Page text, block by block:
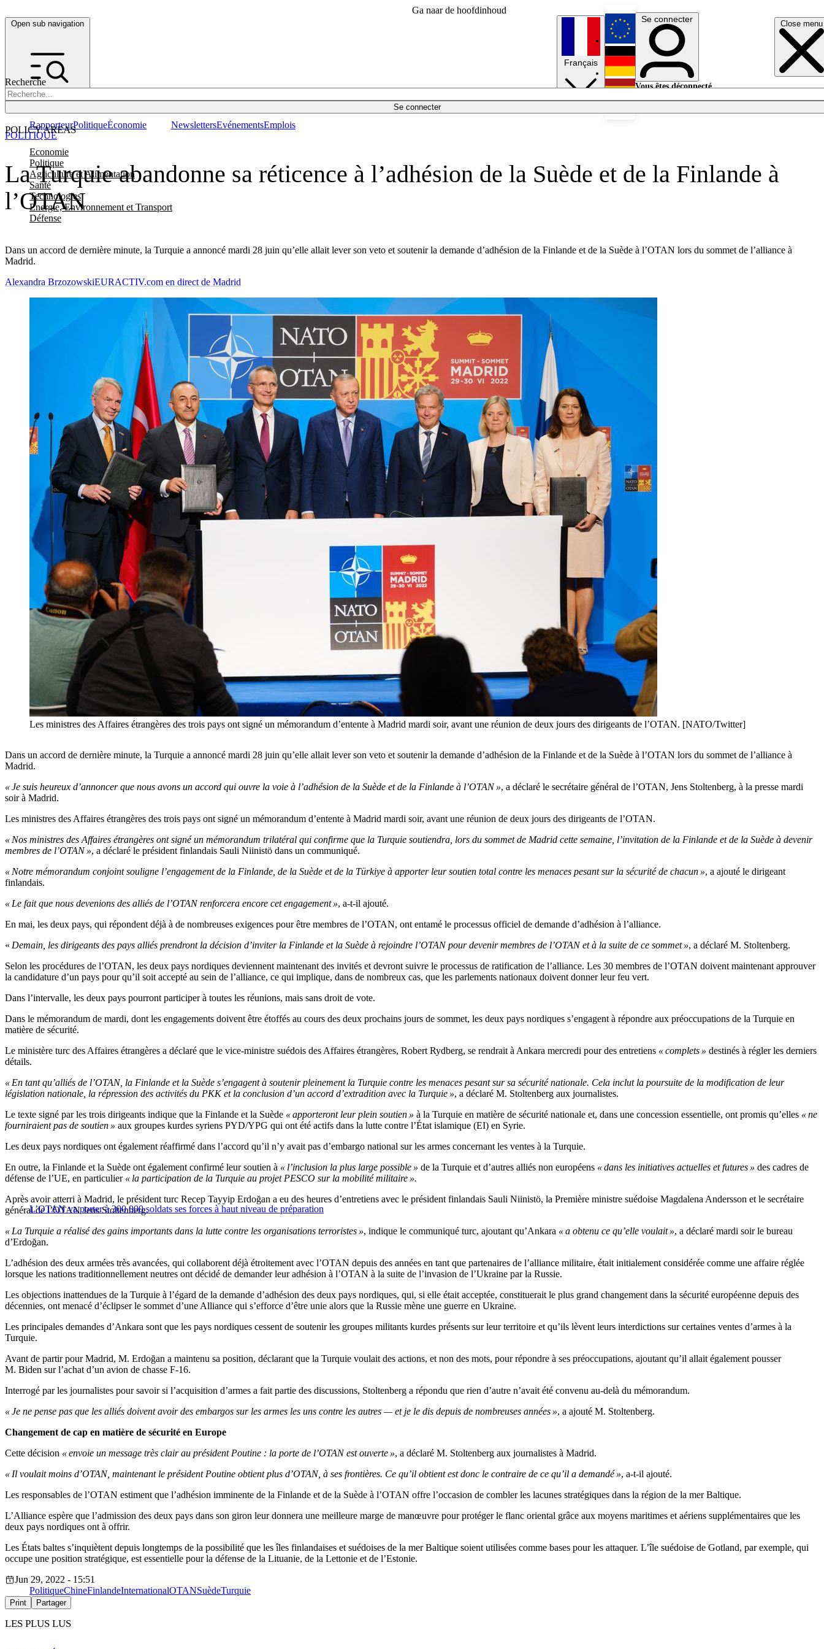
Ga naar de hoofdinhoud
Open sub navigation Close menu
Recherche
Se connecter
POLICY AREAS
Economie
Politique
Agriculture et Alimentation
Santé
Technologies
Energie, Environnement et Transport
Défense
RapporteurPolitiqueÉconomie NewslettersEvénementsEmplois
Français
English
Deutsch
Se connecter
Vous êtes déconnecté.
La Turquie abandonne sa réticence à l’adhésion de la Suède et de la Finlande à
l’OTAN
Dans un accord de dernière minute, la Turquie a annoncé mardi 28 juin qu’elle allait lever son veto et soutenir la demande d’adhésion de la Finlande et de la Suède à l’OTAN lors du sommet de l’alliance à
Madrid.
POLITIQUE
Alexandra BrzozowskiEURACTIV.com en direct de Madrid
Les ministres des Affaires étrangères des trois pays ont signé un mémorandum d’entente à Madrid mardi soir, avant une réunion de deux jours des dirigeants de l’OTAN. [NATO/Twitter]
Dans un accord de dernière minute, la Turquie a annoncé mardi 28 juin qu’elle allait lever son veto et soutenir la demande d’adhésion de la Finlande et de la Suède à l’OTAN lors du sommet de l’alliance à
Madrid.
« Je suis heureux d’annoncer que nous avons un accord qui ouvre la voie à l’adhésion de la Suède et de la Finlande à l’OTAN », a déclaré le secrétaire général de l’OTAN, Jens Stoltenberg, à la presse mardi
soir à Madrid.
Les ministres des Affaires étrangères des trois pays ont signé un mémorandum d’entente à Madrid mardi soir, avant une réunion de deux jours des dirigeants de l’OTAN.
« Nos ministres des Affaires étrangères ont signé un mémorandum trilatéral qui confirme que la Turquie soutiendra, lors du sommet de Madrid cette semaine, l’invitation de la Finlande et de la Suède à devenir
membres de l’OTAN », a déclaré le président finlandais Sauli Niinistö dans un communiqué.
« Notre mémorandum conjoint souligne l’engagement de la Finlande, de la Suède et de la Türkiye à apporter leur soutien total contre les menaces pesant sur la sécurité de chacun », a ajouté le dirigeant
finlandais.
« Le fait que nous devenions des alliés de l’OTAN renforcera encore cet engagement », a-t-il ajouté.
En mai, les deux pays, qui répondent déjà à de nombreuses exigences pour être membres de l’OTAN, ont entamé le processus officiel de demande d’adhésion à l’alliance.
« Demain, les dirigeants des pays alliés prendront la décision d’inviter la Finlande et la Suède à rejoindre l’OTAN pour devenir membres de l’OTAN et à la suite de ce sommet », a déclaré M. Stoltenberg.
Selon les procédures de l’OTAN, les deux pays nordiques deviennent maintenant des invités et devront suivre le processus de ratification de l’alliance. Les 30 membres de l’OTAN doivent maintenant approuver
la candidature d’un pays pour qu’il soit accepté au sein de l’alliance, ce qui implique, dans de nombreux cas, que les parlements nationaux doivent donner leur feu vert.
Dans l’intervalle, les deux pays pourront participer à toutes les réunions, mais sans droit de vote.
Dans le mémorandum de mardi, dont les engagements doivent être étoffés au cours des deux prochains jours de sommet, les deux pays nordiques s’engagent à répondre aux préoccupations de la Turquie en
matière de sécurité.
Le ministère turc des Affaires étrangères a déclaré que le vice-ministre suédois des Affaires étrangères, Robert Rydberg, se rendrait à Ankara mercredi pour des entretiens « complets » destinés à régler les derniers
détails.
« En tant qu’alliés de l’OTAN, la Finlande et la Suède s’engagent à soutenir pleinement la Turquie contre les menaces pesant sur sa sécurité nationale. Cela inclut la poursuite de la modification de leur
législation nationale, la répression des activités du PKK et la conclusion d’un accord d’extradition avec la Turquie », a déclaré M. Stoltenberg aux journalistes.
Le texte signé par les trois dirigeants indique que la Finlande et la Suède « apporteront leur plein soutien » à la Turquie en matière de sécurité nationale et, dans une concession essentielle, ont promis qu’elles « ne
fourniraient pas de soutien » aux groupes kurdes syriens PYD/YPG qui ont été actifs dans la lutte contre l’État islamique (EI) en Syrie.
Les deux pays nordiques ont également réaffirmé dans l’accord qu’il n’y avait pas d’embargo national sur les armes concernant les ventes à la Turquie.
En outre, la Finlande et la Suède ont également confirmé leur soutien à « l’inclusion la plus large possible » de la Turquie et d’autres alliés non européens « dans les initiatives actuelles et futures » des cadres de
défense de l’UE, en particulier« la participation de la Turquie au projet PESCO sur la mobilité militaire ».
L’OTAN va porter à 300 000 soldats ses forces à haut niveau de préparation
Après avoir atterri à Madrid, le président turc Recep Tayyip Erdoğan a eu des heures d’entretiens avec le président finlandais Sauli Niinistö, la Première ministre suédoise Magdalena Andersson et le secrétaire
général de l’OTAN Jens Stoltenberg.
« La Turquie a réalisé des gains importants dans la lutte contre les organisations terroristes », indique le communiqué turc, ajoutant qu’Ankara « a obtenu ce qu’elle voulait », a déclaré mardi soir le bureau
d’Erdoğan.
L’adhésion des deux armées très avancées, qui collaborent déjà étroitement avec l’OTAN depuis des années en tant que partenaires de l’alliance militaire, était initialement considérée comme une affaire réglée
lorsque les nations traditionnellement neutres ont décidé de demander leur adhésion à l’OTAN à la suite de l’invasion de l’Ukraine par la Russie.
Les objections inattendues de la Turquie à l’égard de la demande d’adhésion des deux pays nordiques, qui, si elle était acceptée, constituerait le plus grand changement dans la sécurité européenne depuis des
décennies, ont menacé d’éclipser le sommet d’une Alliance qui s’efforce d’être unie alors que la Russie mène une guerre en Ukraine.
Les principales demandes d’Ankara sont que les pays nordiques cessent de soutenir les groupes militants kurdes présents sur leur territoire et qu’ils lèvent leurs interdictions sur certaines ventes d’armes à la
Turquie.
Avant de partir pour Madrid, M. Erdoğan a maintenu sa position, déclarant que la Turquie voulait des actions, et non des mots, pour répondre à ses préoccupations, ajoutant qu’il allait également pousser
M. Biden sur l’achat d’un avion de chasse F-16.
Interrogé par les journalistes pour savoir si l’acquisition d’armes a fait partie des discussions, Stoltenberg a répondu que rien d’autre n’avait été convenu au-delà du mémorandum.
« Je ne pense pas que les alliés doivent avoir des embargos sur les armes les uns contre les autres — et je le dis depuis de nombreuses années », a ajouté M. Stoltenberg.
Changement de cap en matière de sécurité en Europe
Cette décision « envoie un message très clair au président Poutine : la porte de l’OTAN est ouverte », a déclaré M. Stoltenberg aux journalistes à Madrid.
« Il voulait moins d’OTAN, maintenant le président Poutine obtient plus d’OTAN, à ses frontières. Ce qu’il obtient est donc le contraire de ce qu’il a demandé », a-t-il ajouté.
Les responsables de l’OTAN estiment que l’adhésion imminente de la Finlande et de la Suède à l’OTAN offre l’occasion de combler les lacunes stratégiques dans la région de la mer Baltique.
L’Alliance espère que l’admission des deux pays dans son giron leur donnera une meilleure marge de manœuvre pour protéger le flanc oriental grâce aux moyens maritimes et aériens supplémentaires que les
deux pays nordiques ont à offrir.
Les États baltes s’inquiètent depuis longtemps de la possibilité que les îles finlandaises et suédoises de la mer Baltique soient utilisées comme bases pour les attaquer. L’île suédoise de Gotland, par exemple, qui
occupe une position stratégique, est essentielle pour la défense de la Lituanie, de la Lettonie et de l’Estonie.
Jun 29, 2022 - 15:51
PolitiqueChineFinlandeInternationalOTANSuèdeTurquie
Print Partager
LES PLUS LUS